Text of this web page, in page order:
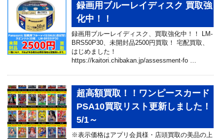
録画用ブルーレイディスク 買取強
化中！！
録画用ブルーレイディスク、買取強化中！！ LM-
BRS50P30、未開封品2500円買取！ 宅配買取、
はじめました！
https://kaitori.chibakan.jp/assessment-fo …
超高額買取！！ワンピースカード
PSA10買取リスト更新しました！
5/1～
※表示価格はアプリ会員様・店頭買取の美品の上